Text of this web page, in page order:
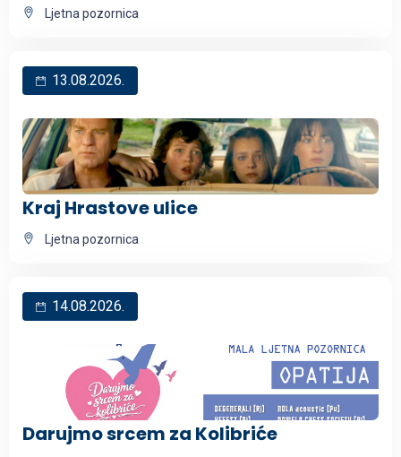
Ljetna pozornica
13.08.2026.
Kraj Hrastove ulice
Ljetna pozornica
14.08.2026.
Darujmo srcem za Kolibriće